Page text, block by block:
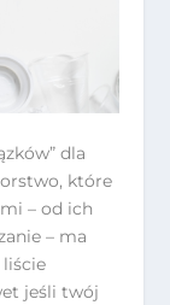
dla
które
– od ich
– ma
liście
jeśli twój